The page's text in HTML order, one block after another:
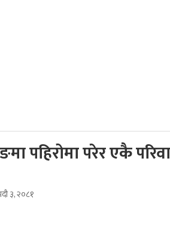
पहिरोमा परेर एकै
३, २०८१